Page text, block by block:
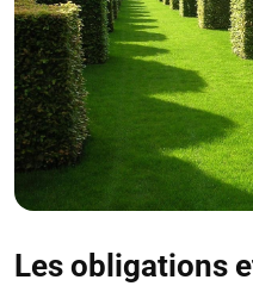
Les obligations